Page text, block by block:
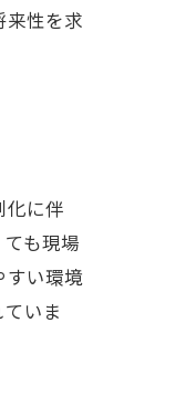
性を求
化に伴
も現場
すい環境
いま